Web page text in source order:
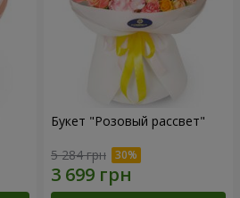
Букет "Розовый рассвет"
5 284 грн